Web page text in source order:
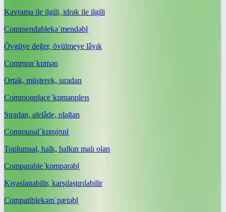
Kavrama ile ilgili, idrak ile ilgili
Commendablekəˈmendəbl̩
Övgüye değer, övülmeye lâyık
Commonˈkɒmən
Ortak, müşterek, sıradan
Commonplaceˈkɒmənpleɪs
Sıradan, alelâde, olağan
Communalˈkɒmjʊnl̩
Toplumsal, halk, halkın malı olan
Comparableˈkɒmpərəbl̩
Kıyaslanabilir, karşılaştırılabilir
Compatiblekəmˈpætəbl̩